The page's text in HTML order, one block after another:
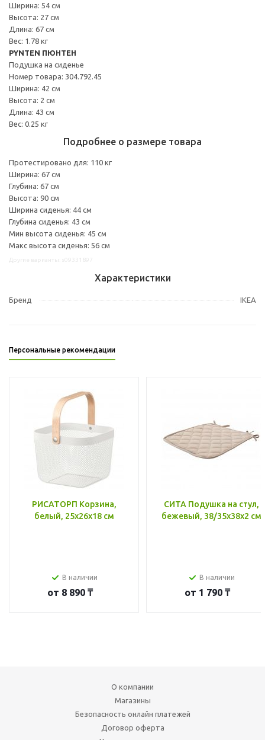
Ширина: 54 см
Высота: 27 см
Длина: 67 см
Вес: 1.78 кг
PYNTEN ПЮНТЕН
Подушка на сиденье
Номер товара: 304.792.45
Ширина: 42 см
Высота: 2 см
Длина: 43 см
Вес: 0.25 кг
Подробнее о размере товара
Протестировано для: 110 кг
Ширина: 67 см
Глубина: 67 см
Высота: 90 см
Ширина сиденья: 44 см
Глубина сиденья: 43 см
Мин высота сиденья: 45 см
Макс высота сиденья: 56 см
Характеристики
Бренд IKEA
Персональные рекомендации
РИСАТОРП Корзина,
белый, 25x26x18 см
В наличии
от 8 890 ₸
СИТА Подушка на стул,
бежевый, 38/35x38x2 см
В наличии
от 1 790 ₸
О компании
Магазины
Безопасность онлайн платежей
Договор оферта